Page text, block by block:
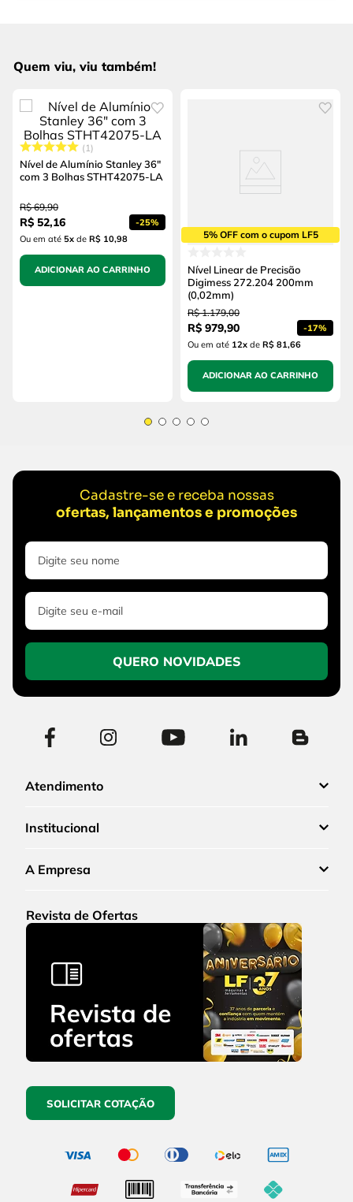
Quem viu, viu também!
1
Nível de Alumínio Stanley 36"
com 3 Bolhas STHT42075-LA
R$ 69,90
R$ 52,16 -25%
Ou em até 5x de R$ 10,98
ADICIONAR AO CARRINHO
5% OFF com o cupom LF5
Nível Linear de Precisão
Digimess 272.204 200mm
(0,02mm)
R$ 1.179,00
R$ 979,90 -17%
Ou em até 12x de R$ 81,66
ADICIONAR AO CARRINHO
Cadastre-se e receba nossas
ofertas, lançamentos e promoções
QUERO NOVIDADES
Atendimento
Institucional
A Empresa
Revista de Ofertas
SOLICITAR COTAÇÃO